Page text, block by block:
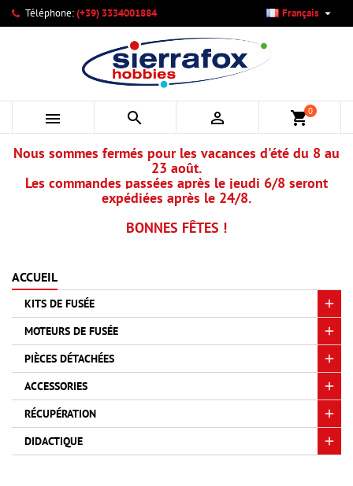
Téléphone:(+39) 3334001884 Français 
   shopping_cart0
Nous sommes fermés pour les vacances d'été du 8 au
23 août.
Les commandes passées après le jeudi 6/8 seront
expédiées après le 24/8.
BONNES FÊTES !
ACCUEIL
KITS DE FUSÉE
MOTEURS DE FUSÉE
PIÈCES DÉTACHÉES
ACCESSORIES
RÉCUPÉRATION
DIDACTIQUE
Mes listes d'envies ×
Créer une nouvelle liste
((modalTitle)) ×
((confirmMessage))
((cancelText)) ((modalDeleteText))
Créer une liste d'envies ×
Nom de la liste d'envies
Annuler Créer une liste d'envies
Connexion ×
Vous devez être connecté pour ajouter des produits à votre
liste d'envies.
Annuler Connexion